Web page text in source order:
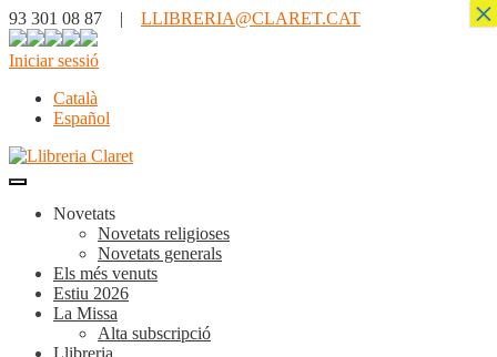
93 301 08 87 | LLIBRERIA@CLARET.CAT
Iniciar sessió
Català
Español
Novetats
Novetats religioses
Novetats generals
Els més venuts
Estiu 2026
La Missa
Alta subscripció
Llibreria
×